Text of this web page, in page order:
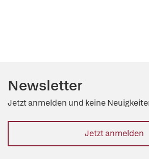
Newsletter
Jetzt anmelden und keine
Jetzt anmelden